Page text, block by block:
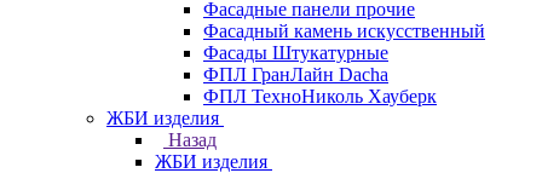
Фасадные панели прочие
Фасадный камень искусственный
Фасады Штукатурные
ФПЛ ГранЛайн Dacha
ФПЛ ТехноНиколь Хауберк
ЖБИ изделия
Назад
ЖБИ изделия